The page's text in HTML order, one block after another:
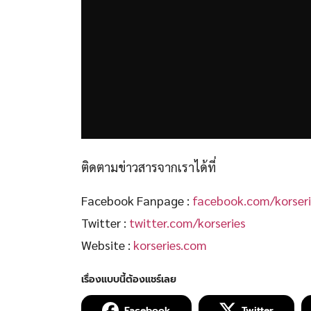
ติดตามข่าวสารจากเราได้ที่
Facebook Fanpage : facebook.com/
Twitter : twitter.com/korseries
Website : korseries.com